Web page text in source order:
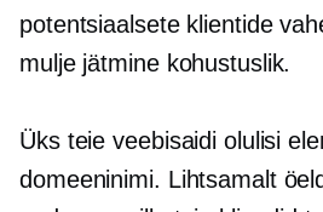
potentsiaalsete klientide
mulje jätmine kohustuslik.
Üks teie veebisaidi olulisi
domeeninimi. Lihtsamalt